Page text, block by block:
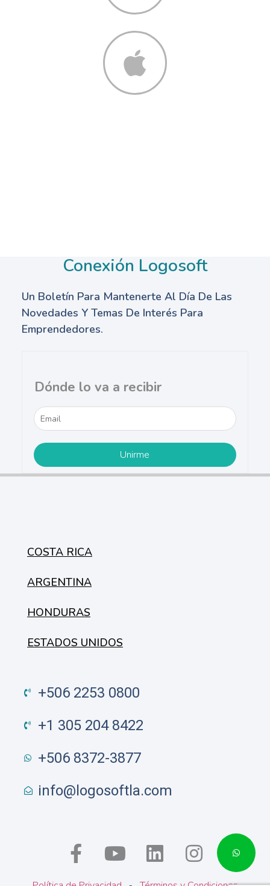
Conexión Logosoft
Un Boletín Para Mantenerte Al Día De Las
Novedades Y Temas De Interés Para
Emprendedores.
Dónde lo va a recibir
COSTA RICA
ARGENTINA
HONDURAS
ESTADOS UNIDOS
+506 2253 0800
+1 305 204 8422
+506 8372-3877
info@logosoftla.com